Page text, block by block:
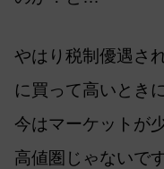
やはり税制優遇さ
に買って高いとき
今はマーケットが
高値圏じゃないで